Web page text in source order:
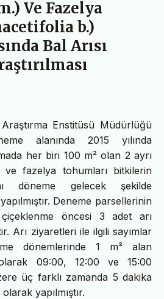
Ve Fazelya
b.)
Bal Arısı
Araştırma Enstitüsü Müdürlüğü
alanında 2015 yılında
her biri 100 m² olan 2 ayrı
ve fazelya tohumları bitkilerin
döneme gelecek şekilde
Deneme parsellerinin
öncesi 3 adet arı
Arı ziyaretleri ile ilgili sayımlar
dönemlerinde 1 m² alan
09:00, 12:00 ve 15:00
üç farklı zamanda 5 dakika
yapılmıştır.